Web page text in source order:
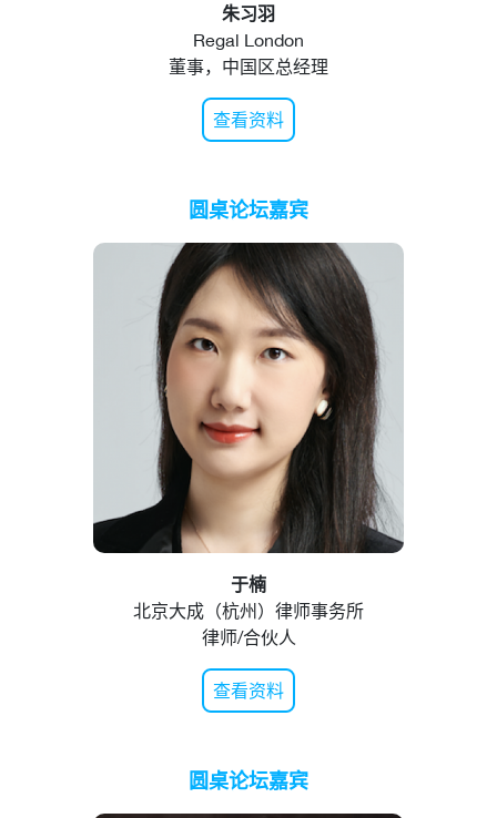
朱习羽
Regal London
董事，中国区总经理
查看资料
圆桌论坛嘉宾
于楠
北京大成（杭州）律师事务所
律师/合伙人
查看资料
圆桌论坛嘉宾